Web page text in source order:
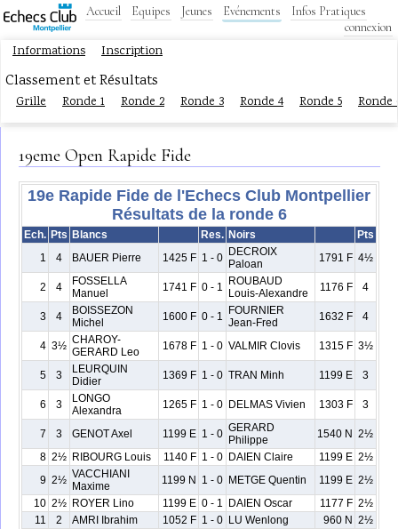
Accueil Equipes Jeunes Evénements
Infos Pratiques
connexion
Informations Inscription
Classement et Résultats
Grille Ronde 1 Ronde 2 Ronde 3 Ronde 4 Ronde 5 Ronde
19eme Open Rapide Fide
19e Rapide Fide de l'Echecs Club Montpellier
Résultats de la ronde 6
Ech. Pts Blancs Res. Noirs
Pts
1
4 BAUER Pierre 1425 F 1 - 0 DECROIX
Paloan
1791 F 4½
2 4
FOSSELLA
Manuel
1741 F 0 - 1
ROUBAUD
Louis-Alexandre
1176 F 4
3 4
BOISSEZON
Michel
1600 F 0 - 1
FOURNIER
Jean-Fred
1632 F 4
4 3½ CHAROY-
GERARD Leo
1678 F 1 - 0 VALMIR Clovis 1315 F 3½
5 3
LEURQUIN
Didier
1369 F 1 - 0 TRAN Minh 1199 E 3
6 3
LONGO
Alexandra
1265 F 1 - 0 DELMAS Vivien 1303 F 3
7 3 GENOT Axel 1199 E 1 - 0 GERARD
Philippe
1540 N 2½
8 2½ RIBOURG Louis 1140 F 1 - 0 DAIEN Claire 1199 E 2½
9 2½ VACCHIANI
Maxime
1199 N 1 - 0 METGE Quentin 1199 E 2½
10 2½ ROYER Lino 1199 E 0 - 1 DAIEN Oscar 1177 F 2½
11
2 AMRI Ibrahim 1052 F 1 - 0 LU Wenlong 960 N 2½